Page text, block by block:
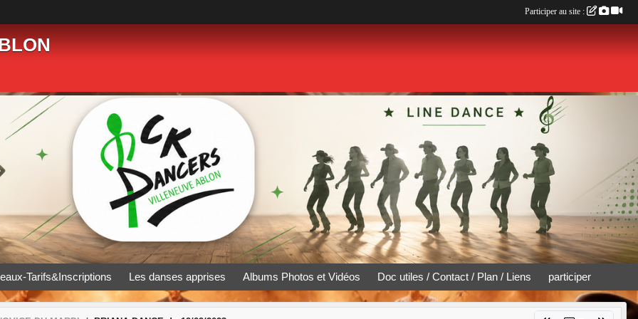
Tarifs&Inscriptions Les danses apprises Albums Photos et Vidéos Doc utiles / Contact / Plan / Liens participer
Participer au site :